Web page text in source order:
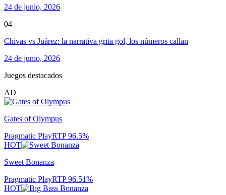
24 de junio, 2026
04
Chivas vs Juárez: la narrativa grita gol, los números callan
24 de junio, 2026
Juegos destacados
AD
Gates of Olympus
Pragmatic PlayRTP96.5%
HOT
Sweet Bonanza
Pragmatic PlayRTP96.51%
HOT